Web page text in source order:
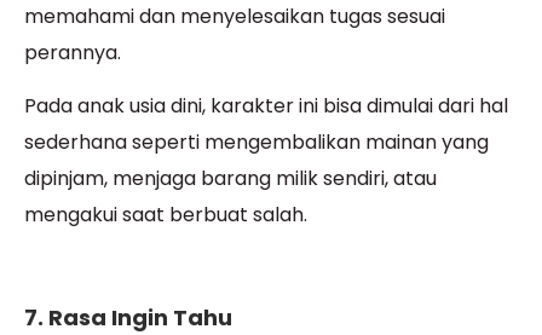
memahami dan menyelesaikan tugas sesuai
perannya.
Pada anak usia dini, karakter ini bisa dimulai dari hal
sederhana seperti mengembalikan mainan yang
dipinjam, menjaga barang milik sendiri, atau
mengakui saat berbuat salah.
7. Rasa Ingin Tahu